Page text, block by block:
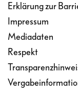
Erklärung zur
Impressum
Mediadaten
Respekt